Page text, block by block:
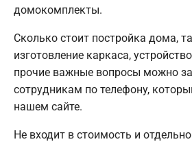
домокомплекты.
Сколько стоит постройка дома,
изготовление каркаса,
прочие важные вопросы можно
сотрудникам по телефону,
нашем сайте.
Не входит в стоимость и